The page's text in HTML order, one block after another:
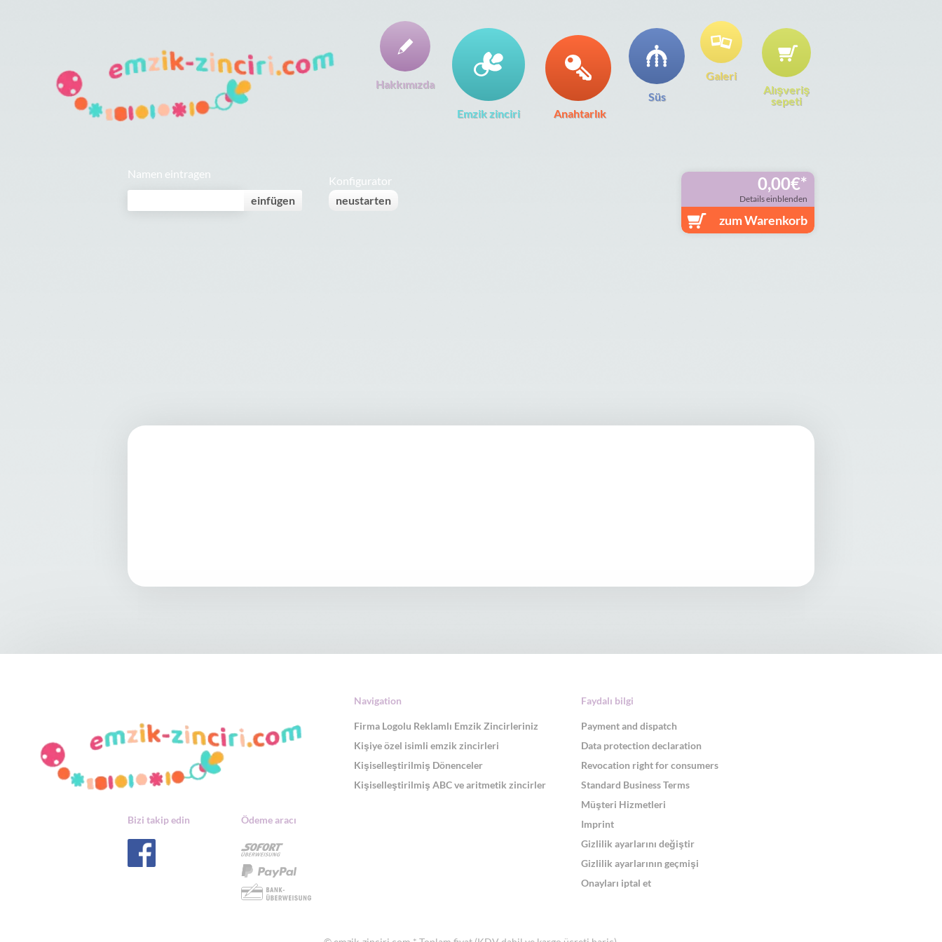
Hakkımızda
Emzik zinciri Anahtarlık
Süs
Galeri
Alışveriş
sepeti
Namen eintragen
einfügen
Konfigurator
neustarten
0,00€
Details einblenden
zum Warenkorb
Bizi takip edin Ödeme aracı
Navigation
Firma Logolu Reklamlı Emzik Zincirleriniz
Kişiye özel isimli emzik zincirleri
Kişiselleştirilmiş Dönenceler
Kişiselleştirilmiş ABC ve aritmetik zincirler
Faydalı bilgi
Payment and dispatch
Data protection declaration
Revocation right for consumers
Standard Business Terms
Müşteri Hizmetleri
Imprint
Gizlilik ayarlarını değiştir
Gizlilik ayarlarının geçmişi
Onayları iptal et